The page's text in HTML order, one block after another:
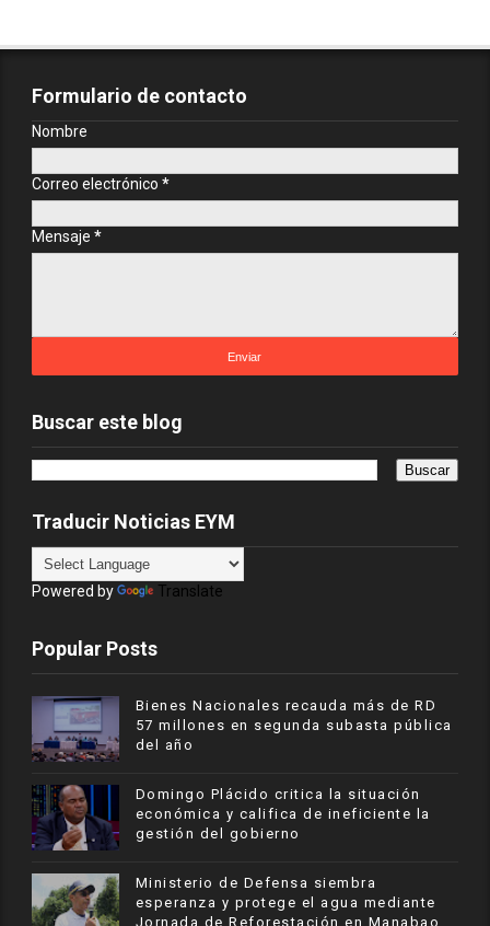
Formulario de contacto
Nombre
Correo electrónico *
Mensaje *
Buscar este blog
Traducir Noticias EYM
Powered by Translate
Popular Posts
Bienes Nacionales recauda más de RD
57 millones en segunda subasta pública
del año
​Domingo Plácido critica la situación
económica y califica de ineficiente la
gestión del gobierno
Ministerio de Defensa siembra
esperanza y protege el agua mediante
Jornada de Reforestación en Manabao